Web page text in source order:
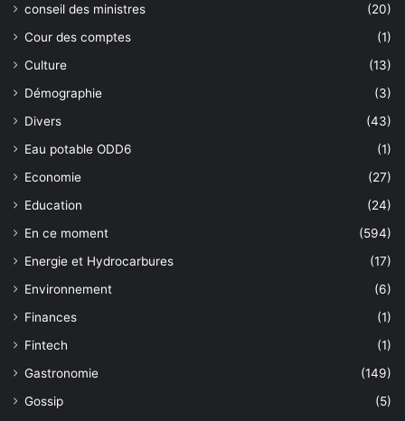
conseil des ministres
(20)
Cour des comptes
(1)
Culture
(13)
Démographie
(3)
Divers
(43)
Eau potable ODD6
(1)
Economie
(27)
Education
(24)
En ce moment
(594)
Energie et Hydrocarbures
(17)
Environnement
(6)
Finances
(1)
Fintech
(1)
Gastronomie
(149)
Gossip
(5)